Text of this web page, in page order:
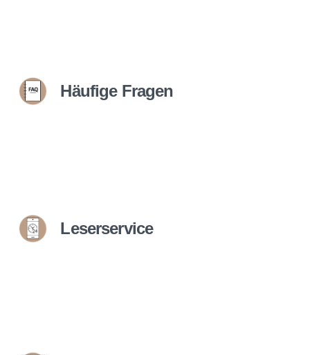
Häufige Fragen
Leserservice